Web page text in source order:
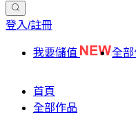
登入/註冊
我要儲值 全部
首頁
全部作品